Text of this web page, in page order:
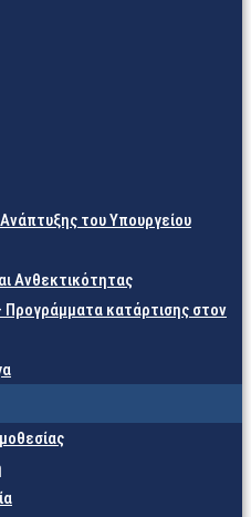
του Υπουργείου
Ανθεκτικότητας
κατάρτισης στον